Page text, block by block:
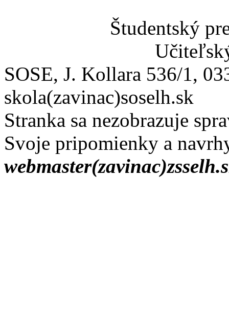
Študentský
SOSE, J. Kollara 536/1,
skola(zavinac)soselh.sk
Stranka sa nezobrazuje
Svoje pripomienky a